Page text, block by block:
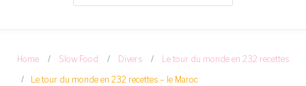
Home / Slow Food / Divers /
Le tour du monde en 232 recettes
/
Le tour du monde en 232 recettes – le Maroc